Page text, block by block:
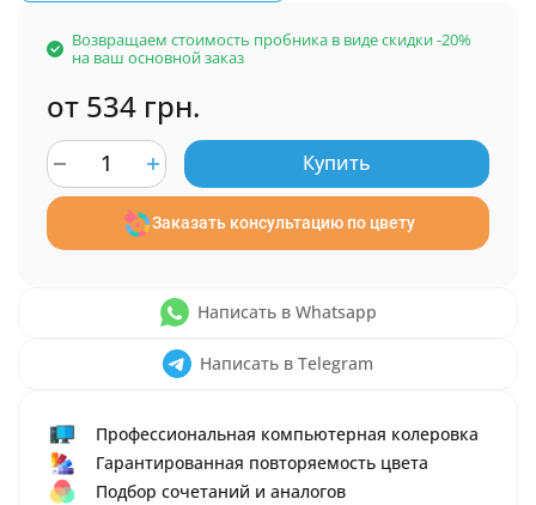
Возвращаем стоимость пробника в виде скидки -20%
на ваш основной заказ
от 534 грн.
Купить
Заказать консультацию по цвету
Написать в Whatsapp
Написать в Telegram
Профессиональная компьютерная колеровка
Гарантированная повторяемость цвета
Подбор сочетаний и аналогов